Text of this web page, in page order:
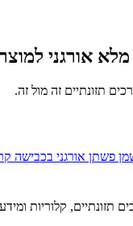
אורגני
תזונתיים זה מול זה.
פשתן אורגני בכבישה
תזונתיים, קלוריות